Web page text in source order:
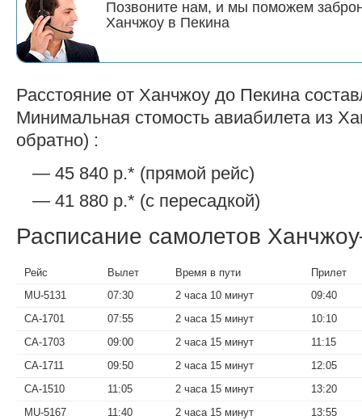
Позвоните нам, и мы поможем
Ханчжоу в Пекина
Расстояние от Ханчжоу до Пекина
Минимальная стомость авиабилета из
обратно) :
— 45 840 р.* (прямой рейс)
— 41 880 р.* (с пересадкой)
Расписание самолетов
Рейс Вылет Время в пути
Прилет
MU-5131
07:30 2 часа 10 минут
09:40
CA-1701
07:55 2 часа 15 минут
10:10
CA-1703
09:00 2 часа 15 минут
11:15
CA-1711
09:50 2 часа 15 минут
12:05
CA-1510
11:05 2 часа 15 минут
13:20
MU-5167
11:40 2 часа 15 минут
13:55